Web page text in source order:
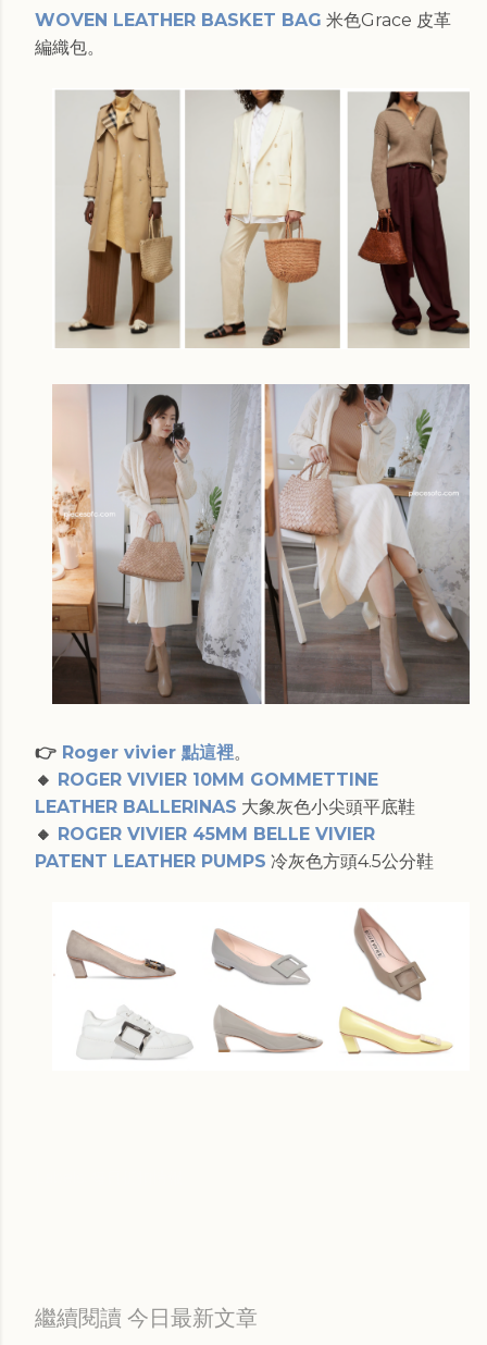
WOVEN LEATHER BASKET BAG 米色Grace 皮革
編織包。
👉 Roger vivier 點這裡。
🔸 ROGER VIVIER 10MM GOMMETTINE
LEATHER BALLERINAS 大象灰色小尖頭平底鞋
🔸 ROGER VIVIER 45MM BELLE VIVIER
PATENT LEATHER PUMPS 冷灰色方頭4.5公分鞋
繼續閱讀 今日最新文章